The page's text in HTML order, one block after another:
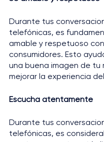
Durante tus
telefónicas, es
amable y respetuoso
consumidores. Esto
una buena imagen de tu
mejorar la experiencia
Escucha atentamente
Durante tus
telefónicas, es